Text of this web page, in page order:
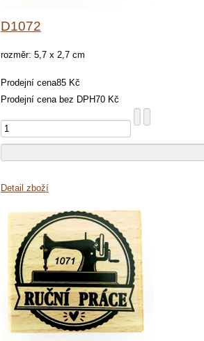
D1072
rozměr: 5,7 x 2,7 cm
Prodejní cena85 Kč
Prodejní cena bez DPH70 Kč
Detail zboží